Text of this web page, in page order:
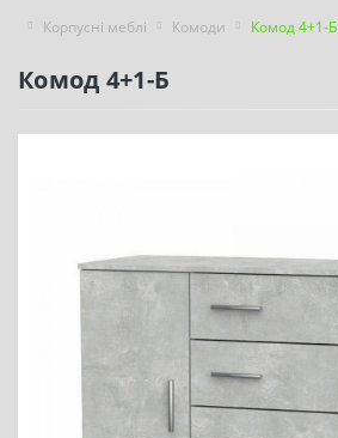
Корпусні меблі Комоди Комод 4+1-Б
Комод 4+1-Б